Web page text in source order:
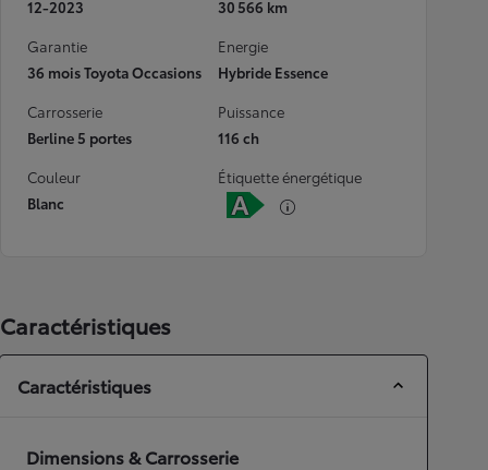
12-2023
30 566 km
Garantie
36 mois Toyota Occasions
Energie
Hybride Essence
Carrosserie
Berline 5 portes
Puissance
116 ch
Couleur
Blanc
Étiquette énergétique
Caractéristiques
Caractéristiques
Dimensions & Carrosserie